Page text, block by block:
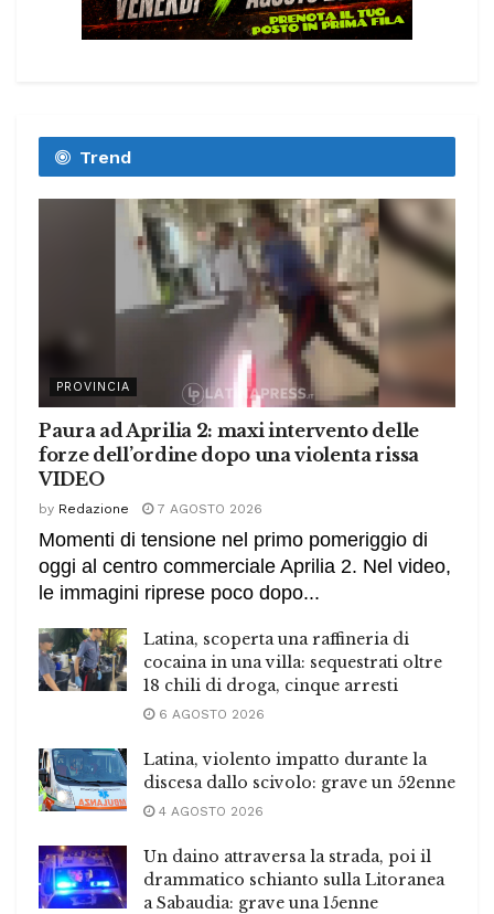
Trend
PROVINCIA
Paura ad Aprilia 2: maxi intervento delle
forze dell’ordine dopo una violenta rissa
VIDEO
by Redazione 7 AGOSTO 2026
Momenti di tensione nel primo pomeriggio di
oggi al centro commerciale Aprilia 2. Nel video,
le immagini riprese poco dopo...
Latina, scoperta una raffineria di
cocaina in una villa: sequestrati oltre
18 chili di droga, cinque arresti
6 AGOSTO 2026
Latina, violento impatto durante la
discesa dallo scivolo: grave un 52enne
4 AGOSTO 2026
Un daino attraversa la strada, poi il
drammatico schianto sulla Litoranea
a Sabaudia: grave una 15enne